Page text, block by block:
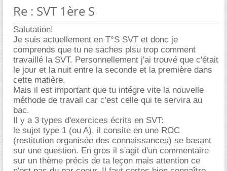
Re : SVT 1ère S
Salutation!
Je suis actuellement en T°S SVT et donc je
comprends que tu ne saches plsu trop comment
travaillé la SVT. Personnellement j'ai trouvé que c'était
le jour et la nuit entre la seconde et la première dans
cette matière.
Mais il est important que tu intégre vite la nouvelle
méthode de travail car c'est celle qui te servira au
bac.
Il y a 3 types d'exercices écrits en SVT:
le sujet type 1 (ou A), il consite en une ROC
(restitution organisée des connaissances) se basant
sur une question. En gros il s'agit d'un commentaire
sur un thème précis de ta leçon mais attention ce